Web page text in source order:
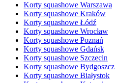
Korty squashowe Warszawa
Korty squashowe Kraków
Korty squashowe Łódź
Korty squashowe Wrocław
Korty squashowe Poznań
Korty squashowe Gdańsk
Korty squashowe Szczecin
Korty squashowe Bydgoszcz
Korty squashowe Białystok